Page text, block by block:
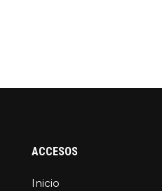
ACCESOS
Inicio